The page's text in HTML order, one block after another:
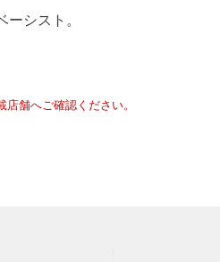
シスト。
舗へご確認ください。